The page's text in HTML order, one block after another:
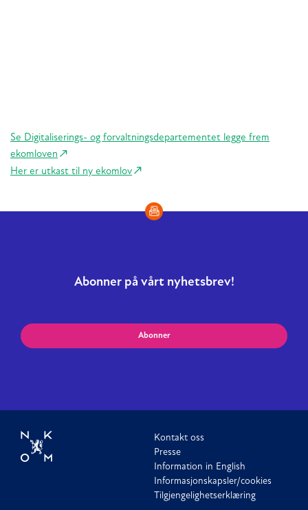
Se Digitaliserings- og forvaltningsdepartementet legge frem
ekomloven
Her er utkast til ny ekomlov
Abonner på vårt nyhetsbrev!
Abonner
Kontakt oss
Presse
Information in English
Informasjonskapsler/cookies
Tilgjengelighetserklæring